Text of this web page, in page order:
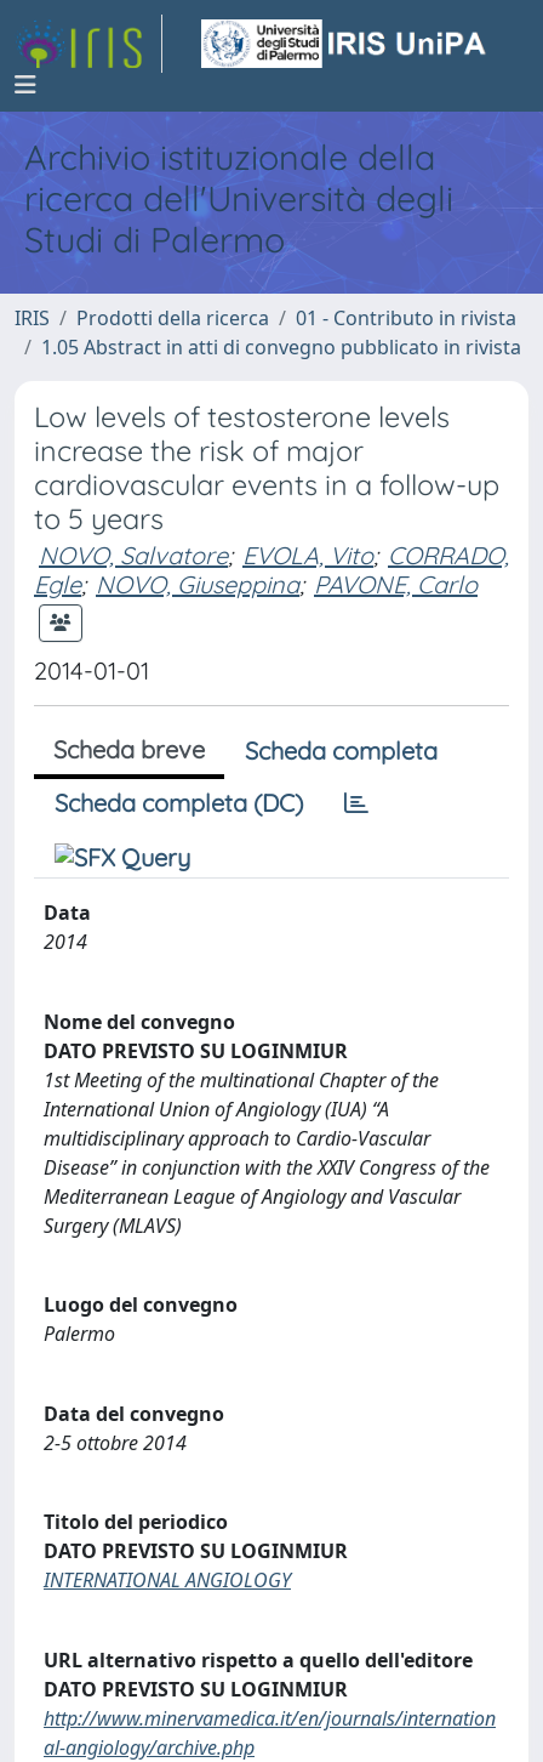
Archivio istituzionale della
ricerca dell'Università degli
Studi di Palermo
IRIS Prodotti della ricerca
01 - Contributo in rivista
1.05 Abstract in atti di convegno pubblicato in rivista
Low levels of testosterone levels
increase the risk of major
cardiovascular events in a follow-up
to 5 years
NOVO, Salvatore; EVOLA, Vito; CORRADO,
Egle; NOVO, Giuseppina; PAVONE, Carlo
2014-01-01
Scheda breve
Scheda completa
Scheda completa (DC)
Data
2014
Nome del convegno
DATO PREVISTO SU LOGINMIUR
1st Meeting of the multinational Chapter of the
International Union of Angiology (IUA) “A
multidisciplinary approach to Cardio-Vascular
Disease” in conjunction with the XXIV Congress of the
Mediterranean League of Angiology and Vascular
Surgery (MLAVS)
Luogo del convegno
Palermo
Data del convegno
2-5 ottobre 2014
Titolo del periodico
DATO PREVISTO SU LOGINMIUR
INTERNATIONAL ANGIOLOGY
URL alternativo rispetto a quello dell'editore
DATO PREVISTO SU LOGINMIUR
http://www.minervamedica.it/en/journals/internation
al-angiology/archive.php